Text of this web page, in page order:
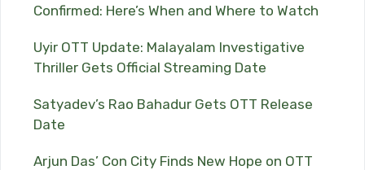
Confirmed: Here’s When and Where to Watch
Uyir OTT Update: Malayalam Investigative
Thriller Gets Official Streaming Date
Satyadev’s Rao Bahadur Gets OTT Release
Date
Arjun Das’ Con City Finds New Hope on OTT